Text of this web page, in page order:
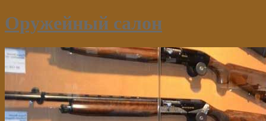
Оружейный салон